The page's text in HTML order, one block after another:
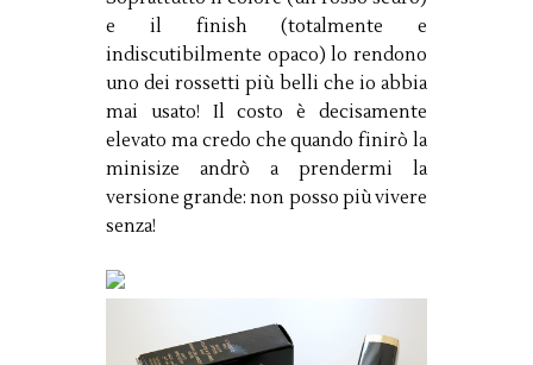
e il finish (totalmente e
indiscutibilmente opaco) lo rendono
uno dei rossetti più belli che io abbia
mai usato! Il costo è decisamente
elevato ma credo che quando finirò la
minisize andrò a prendermi la
versione grande: non posso più vivere
senza!